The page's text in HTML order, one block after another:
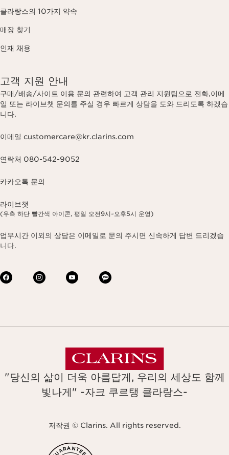
클라랑스의 10가지 약속
매장 찾기
인재 채용
고객 지원 안내
구매/배송/사이트 이용 문의 관련하여 고객 관리 지원팀으로 전화,이메
일 또는 라이브챗 문의를 주실 경우 빠르게 상담을 도와 드리도록 하겠습
니다.
이메일 customercare@kr.clarins.com
연락처 080-542-9052
카카오톡 문의
라이브챗
(우측 하단 빨간색 아이콘, 평일 오전9시~오후5시 운영)
업무시간 이외의 상담은 이메일로 문의 주시면 신속하게 답변 드리겠습
니다.
"당신의 삶이 더욱 아름답게, 우리의 세상도 함께
빛나게" -자크 쿠르탱 클라랑스-
저작권 © Clarins. All rights reserved.